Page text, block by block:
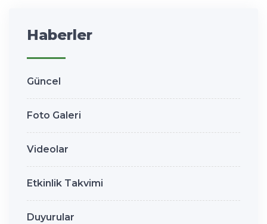
Haberler
Güncel
Foto Galeri
Videolar
Etkinlik Takvimi
Duyurular